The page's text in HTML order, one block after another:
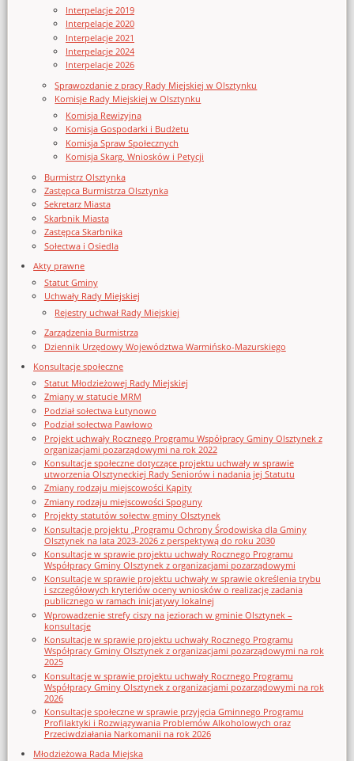
Interpelacje 2019
Interpelacje 2020
Interpelacje 2021
Interpelacje 2024
Interpelacje 2026
Sprawozdanie z pracy Rady Miejskiej w Olsztynku
Komisje Rady Miejskiej w Olsztynku
Komisja Rewizyjna
Komisja Gospodarki i Budżetu
Komisja Spraw Społecznych
Komisja Skarg, Wniosków i Petycji
Burmistrz Olsztynka
Zastępca Burmistrza Olsztynka
Sekretarz Miasta
Skarbnik Miasta
Zastępca Skarbnika
Sołectwa i Osiedla
Akty prawne
Statut Gminy
Uchwały Rady Miejskiej
Rejestry uchwał Rady Miejskiej
Zarządzenia Burmistrza
Dziennik Urzędowy Województwa Warmińsko-Mazurskiego
Konsultacje społeczne
Statut Młodzieżowej Rady Miejskiej
Zmiany w statucie MRM
Podział sołectwa Łutynowo
Podział sołectwa Pawłowo
Projekt uchwały Rocznego Programu Współpracy Gminy Olsztynek z
organizacjami pozarządowymi na rok 2022
Konsultacje społeczne dotyczące projektu uchwały w sprawie
utworzenia Olsztyneckiej Rady Seniorów i nadania jej Statutu
Zmiany rodzaju miejscowości Kąpity
Zmiany rodzaju miejscowości Spoguny
Projekty statutów sołectw gminy Olsztynek
Konsultacje projektu „Programu Ochrony Środowiska dla Gminy
Olsztynek na lata 2023-2026 z perspektywą do roku 2030
Konsultacje w sprawie projektu uchwały Rocznego Programu
Współpracy Gminy Olsztynek z organizacjami pozarządowymi
Konsultacje w sprawie projektu uchwały w sprawie określenia trybu
i szczegółowych kryteriów oceny wniosków o realizację zadania
publicznego w ramach inicjatywy lokalnej
Wprowadzenie strefy ciszy na jeziorach w gminie Olsztynek –
konsultacje
Konsultacje w sprawie projektu uchwały Rocznego Programu
Współpracy Gminy Olsztynek z organizacjami pozarządowymi na rok
2025
Konsultacje w sprawie projektu uchwały Rocznego Programu
Współpracy Gminy Olsztynek z organizacjami pozarządowymi na rok
2026
Konsultacje społeczne w sprawie przyjęcia Gminnego Programu
Profilaktyki i Rozwiązywania Problemów Alkoholowych oraz
Przeciwdziałania Narkomanii na rok 2026
Młodzieżowa Rada Miejska